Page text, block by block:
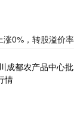
0%，转股溢价